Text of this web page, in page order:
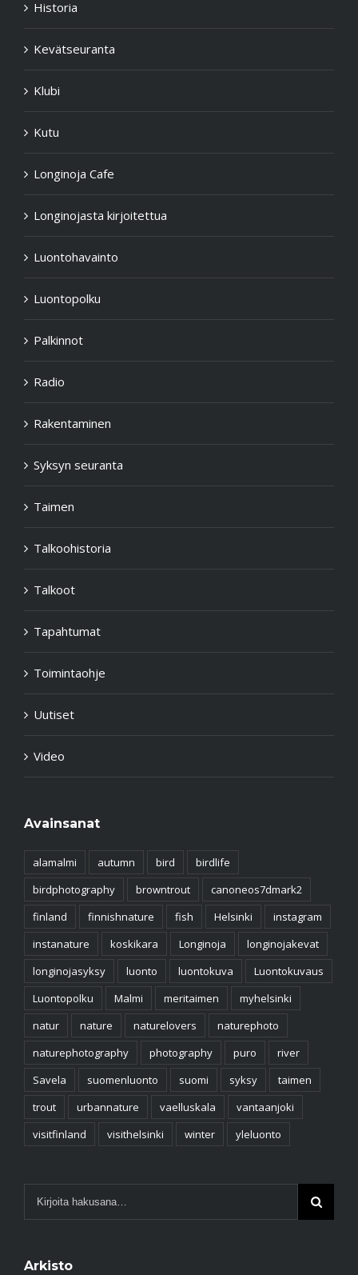
Historia
Kevätseuranta
Klubi
Kutu
Longinoja Cafe
Longinojasta kirjoitettua
Luontohavainto
Luontopolku
Palkinnot
Radio
Rakentaminen
Syksyn seuranta
Taimen
Talkoohistoria
Talkoot
Tapahtumat
Toimintaohje
Uutiset
Video
Avainsanat
alamalmi autumn bird
birdlife
birdphotography
browntrout
canoneos7dmark2
finland
finnishnature fish Helsinki
instagram
instanature
koskikara Longinoja
longinojakevat
longinojasyksy
luonto luontokuva
Luontokuvaus
Luontopolku
Malmi meritaimen
myhelsinki
natur
nature naturelovers
naturephoto
naturephotography
photography puro
river
Savela
suomenluonto suomi syksy
taimen
trout
urbannature vaelluskala
vantaanjoki
visitfinland
visithelsinki winter yleluonto
Arkisto